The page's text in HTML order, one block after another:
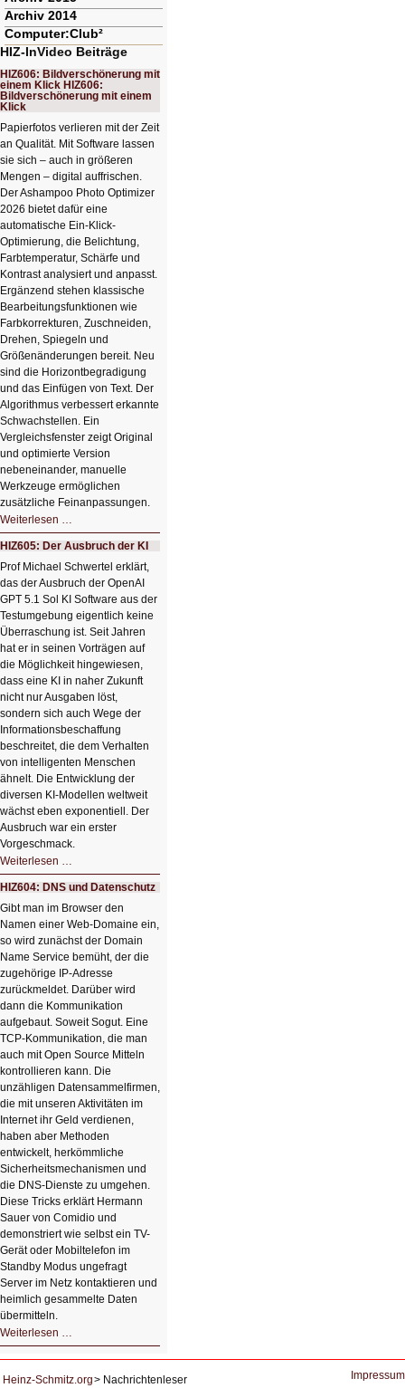
Archiv 2014
Computer:Club²
HIZ-InVideo Beiträge
HIZ606: Bildverschönerung mit
einem Klick HIZ606:
Bildverschönerung mit einem
Klick
Papierfotos verlieren mit der Zeit
an Qualität. Mit Software lassen
sie sich – auch in größeren
Mengen – digital auffrischen.
Der Ashampoo Photo Optimizer
2026 bietet dafür eine
automatische Ein-Klick-
Optimierung, die Belichtung,
Farbtemperatur, Schärfe und
Kontrast analysiert und anpasst.
Ergänzend stehen klassische
Bearbeitungsfunktionen wie
Farbkorrekturen, Zuschneiden,
Drehen, Spiegeln und
Größenänderungen bereit. Neu
sind die Horizontbegradigung
und das Einfügen von Text. Der
Algorithmus verbessert erkannte
Schwachstellen. Ein
Vergleichsfenster zeigt Original
und optimierte Version
nebeneinander, manuelle
Werkzeuge ermöglichen
zusätzliche Feinanpassungen.
Weiterlesen …
Bildverschönerung
mit
einem
Klick
HIZ606:
Bildverschönerung
mit
einem
Klick
HIZ605: Der Ausbruch der KI
Prof Michael Schwertel erklärt,
das der Ausbruch der OpenAI
GPT 5.1 Sol KI Software aus der
Testumgebung eigentlich keine
Überraschung ist. Seit Jahren
hat er in seinen Vorträgen auf
die Möglichkeit hingewiesen,
dass eine KI in naher Zukunft
nicht nur Ausgaben löst,
sondern sich auch Wege der
Informationsbeschaffung
beschreitet, die dem Verhalten
von intelligenten Menschen
ähnelt. Die Entwicklung der
diversen KI-Modellen weltweit
wächst eben exponentiell. Der
Ausbruch war ein erster
Vorgeschmack.
Weiterlesen …
Der
Ausbruch
der
KI
HIZ604: DNS und Datenschutz
Gibt man im Browser den
Namen einer Web-Domaine ein,
so wird zunächst der Domain
Name Service bemüht, der die
zugehörige IP-Adresse
zurückmeldet. Darüber wird
dann die Kommunikation
aufgebaut. Soweit Sogut. Eine
TCP-Kommunikation, die man
auch mit Open Source Mitteln
kontrollieren kann. Die
unzähligen Datensammelfirmen,
die mit unseren Aktivitäten im
Internet ihr Geld verdienen,
haben aber Methoden
entwickelt, herkömmliche
Sicherheitsmechanismen und
die DNS-Dienste zu umgehen.
Diese Tricks erklärt Hermann
Sauer von Comidio und
demonstriert wie selbst ein TV-
Gerät oder Mobiltelefon im
Standby Modus ungefragt
Server im Netz kontaktieren und
heimlich gesammelte Daten
übermitteln.
Weiterlesen …
DNS
Heinz-Schmitz.org
Nachrichtenleser Impressum